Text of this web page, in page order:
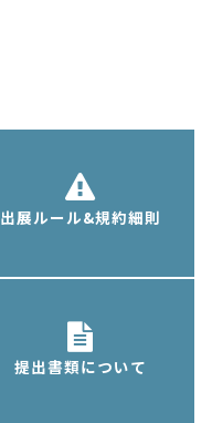
出展ルール&規約細則
提出書類について